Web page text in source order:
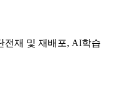
재 및 재배포, AI학습